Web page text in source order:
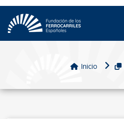
Inicio